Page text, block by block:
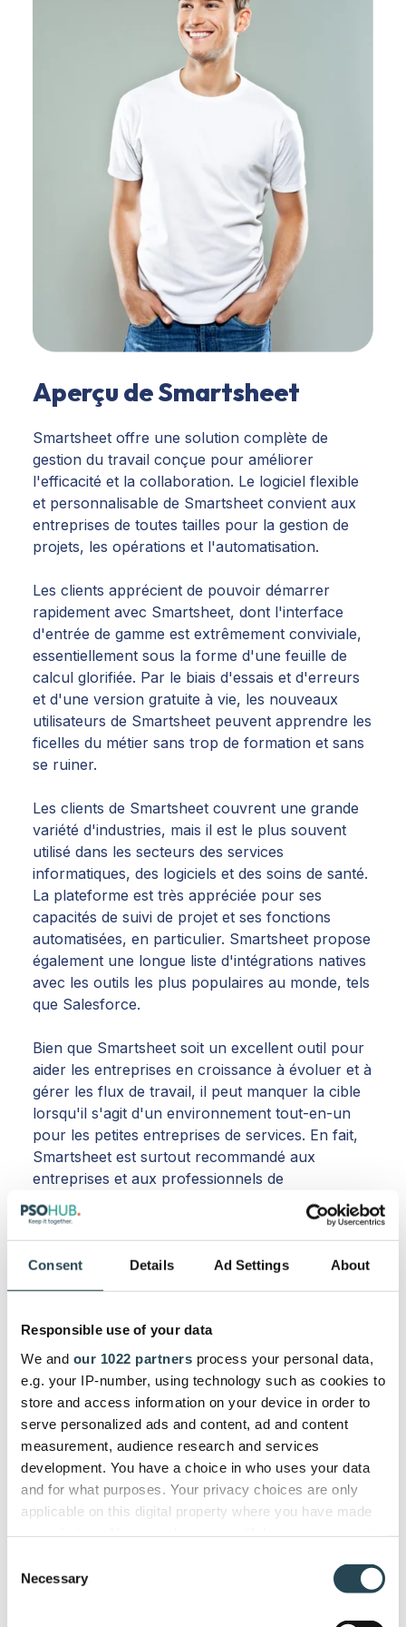
Consent Details Ad Settings About
Responsible use of your data
We and our 1022 partners process your personal data,
e.g. your IP-number, using technology such as cookies to
store and access information on your device in order to
serve personalized ads and content, ad and content
measurement, audience research and services
development. You have a choice in who uses your data
and for what purposes. Your privacy choices are only
applicable on this digital property where you have made
the Privacy trigger icon.
Selection
Necessary
Aperçu de Smartsheet
Smartsheet offre une solution complète de
gestion du travail conçue pour améliorer
l'efficacité et la collaboration. Le logiciel flexible
et personnalisable de Smartsheet convient aux
entreprises de toutes tailles pour la gestion de
projets, les opérations et l'automatisation.
Les clients apprécient de pouvoir démarrer
rapidement avec Smartsheet, dont l'interface
d'entrée de gamme est extrêmement conviviale,
essentiellement sous la forme d'une feuille de
calcul glorifiée. Par le biais d'essais et d'erreurs
et d'une version gratuite à vie, les nouveaux
utilisateurs de Smartsheet peuvent apprendre les
ficelles du métier sans trop de formation et sans
se ruiner.
Les clients de Smartsheet couvrent une grande
variété d'industries, mais il est le plus souvent
utilisé dans les secteurs des services
informatiques, des logiciels et des soins de santé.
La plateforme est très appréciée pour ses
capacités de suivi de projet et ses fonctions
automatisées, en particulier. Smartsheet propose
également une longue liste d'intégrations natives
avec les outils les plus populaires au monde, tels
que Salesforce.
Bien que Smartsheet soit un excellent outil pour
aider les entreprises en croissance à évoluer et à
gérer les flux de travail, il peut manquer la cible
lorsqu'il s'agit d'un environnement tout-en-un
pour les petites entreprises de services. En fait,
Smartsheet est surtout recommandé aux
entreprises et aux professionnels de
l'informatique.
PSOhub offre une gestion de projet tout-en-un
qui comprend tout ce dont les entreprises de
services ont besoin pour leurs opérations
quotidiennes. Du suivi automatisé du temps à la
gestion des ressources en temps réel, PSOhub
offre une expérience complète à 360 degrés.
Smartsheet offre sans aucun doute aux
pouvez conserver vos fonctions de gestion
des contrats, de gestion des ressources, de